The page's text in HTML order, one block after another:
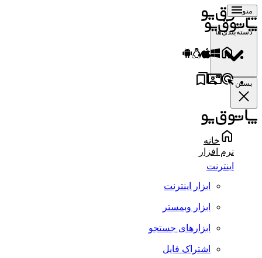
منو
دسته‌بندی‌ها
بستن
خانه
نرم افزار
اینترنت
ابزار اینترنت
ابزار وبمستر
ابزارهای جستجو
اشتراک فایل